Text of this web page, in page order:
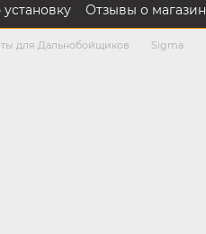
Отзывы о
Контактная
для Дальнобойщиков Sigma